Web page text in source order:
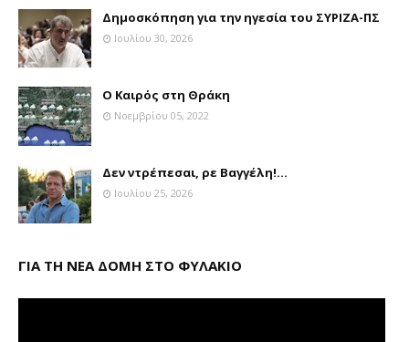
Δημοσκόπηση για την ηγεσία του ΣΥΡΙΖΑ-ΠΣ
Ιουλίου 30, 2026
Ο Καιρός στη Θράκη
Νοεμβρίου 05, 2022
Δεν ντρέπεσαι, ρε Βαγγέλη!...
Ιουλίου 25, 2026
ΓΙΑ ΤΗ ΝΕΑ ΔΟΜΗ ΣΤΟ ΦΥΛΑΚΙΟ